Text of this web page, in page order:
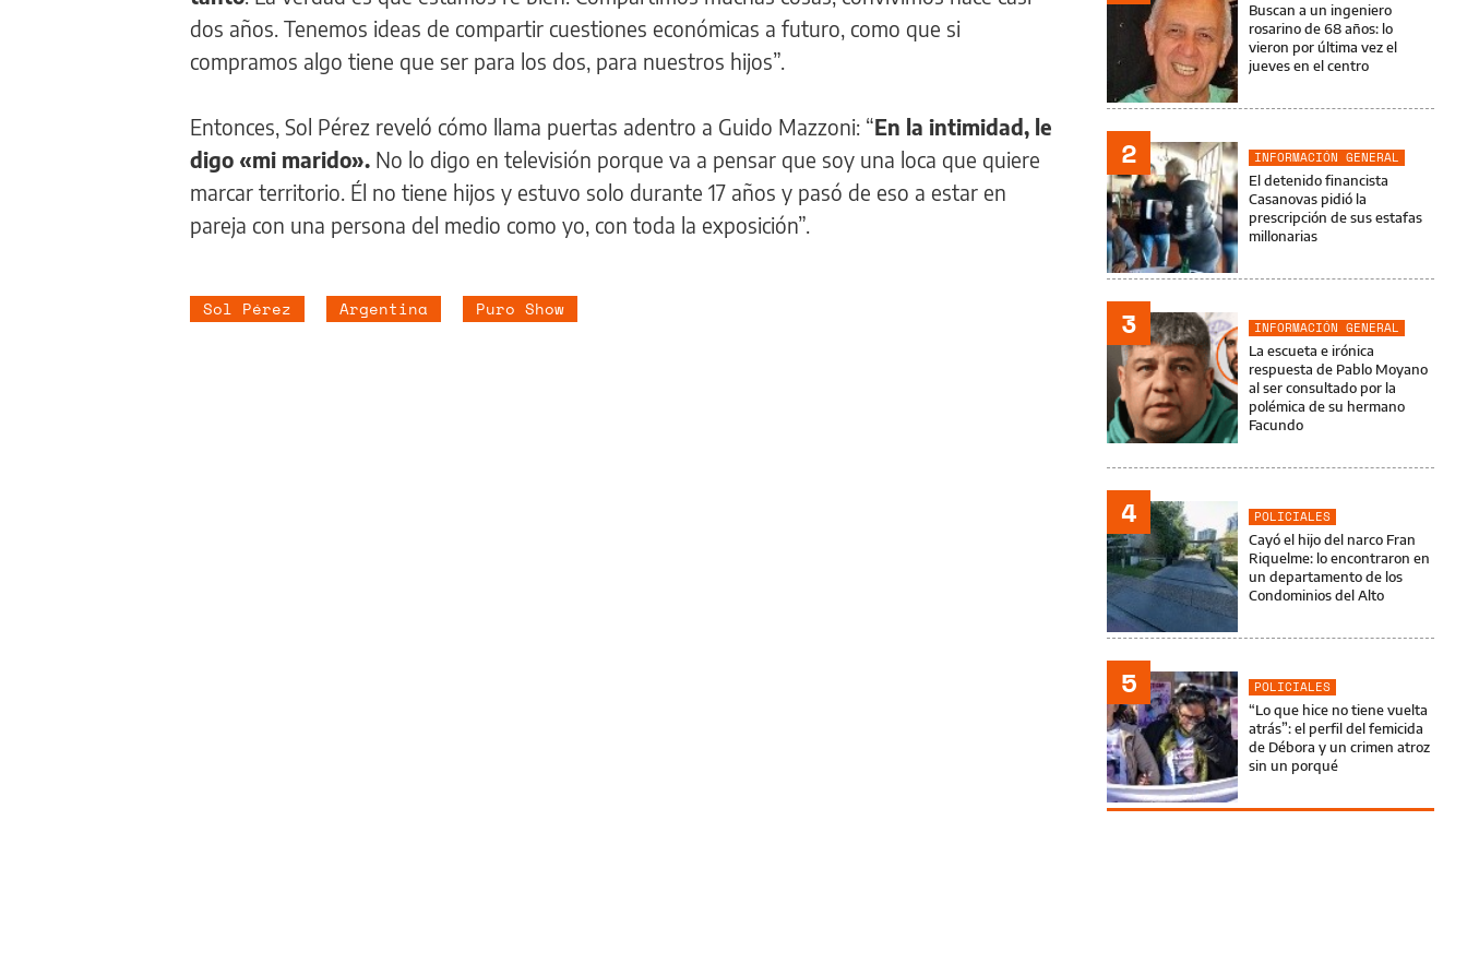
dos años. Tenemos ideas de compartir cuestiones económicas a futuro, como que si
compramos algo tiene que ser para los dos, para nuestros hijos”.
Entonces, Sol Pérez reveló cómo llama puertas adentro a Guido Mazzoni: “En la intimidad, le
digo «mi marido». No lo digo en televisión porque va a pensar que soy una loca que quiere
marcar territorio. Él no tiene hijos y estuvo solo durante 17 años y pasó de eso a estar en
pareja con una persona del medio como yo, con toda la exposición”.
Sol Pérez Argentina Puro Show
Buscan a un ingeniero
rosarino de 68 años: lo
vieron por última vez el
jueves en el centro
2
INFORMACIÓN GENERAL
El detenido financista
Casanovas pidió la
prescripción de sus estafas
millonarias
3
INFORMACIÓN GENERAL
La escueta e irónica
respuesta de Pablo Moyano
al ser consultado por la
polémica de su hermano
Facundo
4
POLICIALES
Cayó el hijo del narco Fran
Riquelme: lo encontraron en
un departamento de los
Condominios del Alto
5
POLICIALES
“Lo que hice no tiene vuelta
atrás”: el perfil del femicida
de Débora y un crimen atroz
sin un porqué